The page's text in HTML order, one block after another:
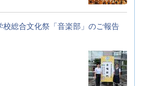
校総合文化祭「音楽部」のご報告